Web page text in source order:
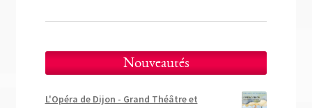
Nouveautés
L'Opéra de Dijon - Grand Théâtre et